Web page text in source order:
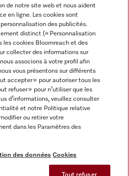
sur Pinterest
de notre site web et nous aident
en ligne. Les cookies sont
des publicités.
distinct (« Personnalisation
les cookies Bloomreach et des
collecter des informations sur
associons à votre profil afin
vous présentons sur différents
accepter » pour autoriser tous les
refuser » pour n’utiliser que les
d’informations, veuillez consulter
et notre Politique relative
ou retirer votre
dans les Paramètres des
des données Cookies